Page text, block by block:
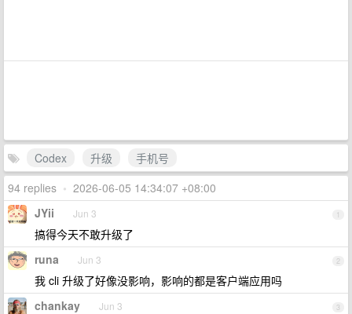
Codex 升级
手机号
94 replies • 2026-06-05 14:34:07 +08:00
1
JYii Jun 3
搞得今天不敢升级了
2
runa Jun 3
我 cli 升级了好像没影响，影响的都是客户端应用吗
3
chankay Jun 3